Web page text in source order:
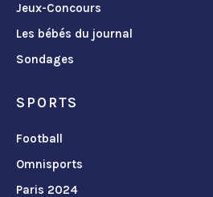
Jeux-Concours
Les bébés du journal
Sondages
SPORTS
Football
Omnisports
Paris 2024